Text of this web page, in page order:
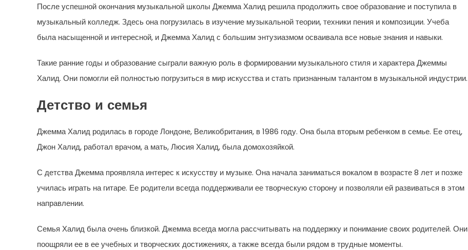
После успешной окончания музыкальной школы Джемма Халид решила продолжить свое образование и поступила в
музыкальный колледж. Здесь она погрузилась в изучение музыкальной теории, техники пения и композиции. Учеба
была насыщенной и интересной, и Джемма Халид с большим энтузиазмом осваивала все новые знания и навыки.
Такие ранние годы и образование сыграли важную роль в формировании музыкального стиля и характера Джеммы
Халид. Они помогли ей полностью погрузиться в мир искусства и стать признанным талантом в музыкальной индустрии.
Детство и семья
Джемма Халид родилась в городе Лондоне, Великобритания, в 1986 году. Она была вторым ребенком в семье. Ее отец,
Джон Халид, работал врачом, а мать, Люсия Халид, была домохозяйкой.
С детства Джемма проявляла интерес к искусству и музыке. Она начала заниматься вокалом в возрасте 8 лет и позже
училась играть на гитаре. Ее родители всегда поддерживали ее творческую сторону и позволяли ей развиваться в этом
направлении.
Семья Халид была очень близкой. Джемма всегда могла рассчитывать на поддержку и понимание своих родителей. Они
поощряли ее в ее учебных и творческих достижениях, а также всегда были рядом в трудные моменты.